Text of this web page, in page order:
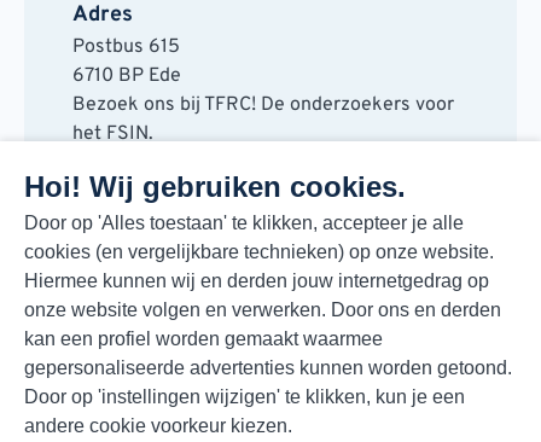
Hoi! Wij gebruiken cookies.
Door op 'Alles toestaan' te klikken, accepteer je alle
cookies (en vergelijkbare technieken) op onze website.
Hiermee kunnen wij en derden jouw internetgedrag op
onze website volgen en verwerken. Door ons en derden
kan een profiel worden gemaakt waarmee
gepersonaliseerde advertenties kunnen worden getoond.
Door op 'instellingen wijzigen' te klikken, kun je een
andere cookie voorkeur kiezen.
Adres
Postbus 615
6710 BP Ede
Bezoek ons bij TFRC! De onderzoekers voor
het FSIN.
6717 LT Ede
Contact
088 730 48 00
info@fsin.nl
Nieuwsbrief
Elke maand de beste insights en outlooks
voor de foodmarkt!
Inschrijven